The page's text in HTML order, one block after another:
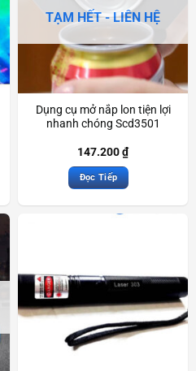
TẠM HẾT - LIÊN HỆ
Dụng cụ mở nắp lon tiện lợi
nhanh chóng Scd3501
147.200₫
Đọc Tiếp